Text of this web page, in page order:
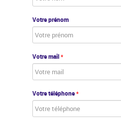
Votre prénom
Votre mail *
Votre téléphone *